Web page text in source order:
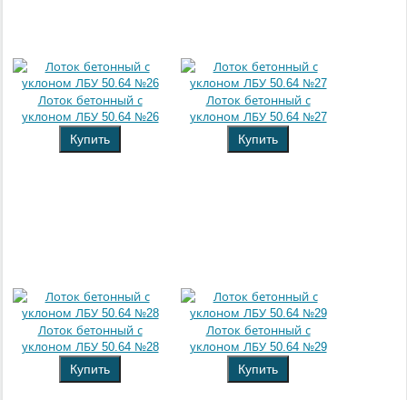
Лоток бетонный с
уклоном ЛБУ 50.64 №26
Купить
Лоток бетонный с
уклоном ЛБУ 50.64 №27
Купить
Лоток бетонный с
уклоном ЛБУ 50.64 №28
Купить
Лоток бетонный с
уклоном ЛБУ 50.64 №29
Купить